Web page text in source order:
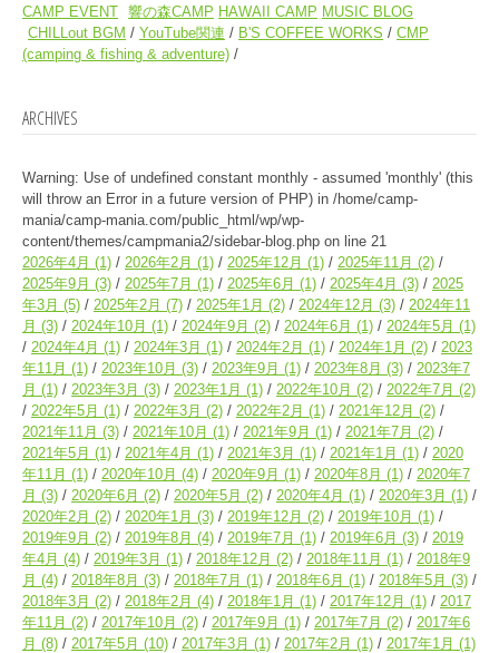
CAMP EVENT 響の森CAMP HAWAII CAMP MUSIC BLOG
CHILLout BGM
YouTube関連 B'S COFFEE WORKS
CMP
(camping & fishing & adventure)
ARCHIVES
Warning: Use of undefined constant monthly - assumed 'monthly' (this
will throw an Error in a future version of PHP) in /home/camp-
mania/camp-mania.com/public_html/wp/wp-
content/themes/campmania2/sidebar-blog.php on line 21
2026年4月 (1) 2026年2月 (1) 2025年12月 (1) 2025年11月 (2)
2025年9月 (3) 2025年7月 (1) 2025年6月 (1) 2025年4月 (3)
2025
年3月 (5) 2025年2月 (7) 2025年1月 (2) 2024年12月 (3)
2024年11
月 (3) 2024年10月 (1) 2024年9月 (2) 2024年6月 (1) 2024年5月 (1)
2024年4月 (1) 2024年3月 (1) 2024年2月 (1) 2024年1月 (2)
2023
年11月 (1) 2023年10月 (3) 2023年9月 (1) 2023年8月 (3)
2023年7
月 (1) 2023年3月 (3) 2023年1月 (1) 2022年10月 (2) 2022年7月 (2)
2022年5月 (1) 2022年3月 (2) 2022年2月 (1) 2021年12月 (2)
2021年11月 (3) 2021年10月 (1) 2021年9月 (1) 2021年7月 (2)
2021年5月 (1) 2021年4月 (1) 2021年3月 (1) 2021年1月 (1)
2020
年11月 (1) 2020年10月 (4) 2020年9月 (1) 2020年8月 (1)
2020年7
月 (3) 2020年6月 (2) 2020年5月 (2) 2020年4月 (1) 2020年3月 (1)
2020年2月 (2) 2020年1月 (3) 2019年12月 (2) 2019年10月 (1)
2019年9月 (2) 2019年8月 (4) 2019年7月 (1) 2019年6月 (3)
2019
年4月 (4) 2019年3月 (1) 2018年12月 (2) 2018年11月 (1)
2018年9
月 (4) 2018年8月 (3) 2018年7月 (1) 2018年6月 (1) 2018年5月 (3)
2018年3月 (2) 2018年2月 (4) 2018年1月 (1) 2017年12月 (1)
2017
年11月 (2) 2017年10月 (2) 2017年9月 (1) 2017年7月 (2)
2017年6
月 (8) 2017年5月 (10) 2017年3月 (1) 2017年2月 (1) 2017年1月 (1)